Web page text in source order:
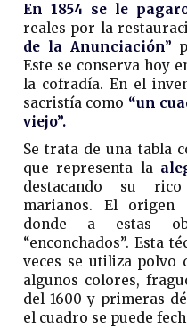
En 1854 se le
reales por la
de la Anunciación”
Este se conserva hoy
la cofradía. En el
sacristía como “un
viejo”.
Se trata de una tabla
que representa la
destacando su
marianos. El origen
donde a estas
“enconchados”. Esta
veces se utiliza polvo
algunos colores,
del 1600 y primeras
el cuadro se puede